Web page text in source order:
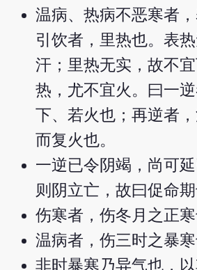
温病、热病不恶寒者
引饮者，里热也。表
汗；里热无实，故不
热，尤不宜火。曰一
下、若火也；再逆者
而复火也。
一逆已令阴竭，尚可
则阴立亡，故曰促命期
伤寒者，伤冬月之正寒
温病者，伤三时之暴寒
非时暴寒乃异气也，